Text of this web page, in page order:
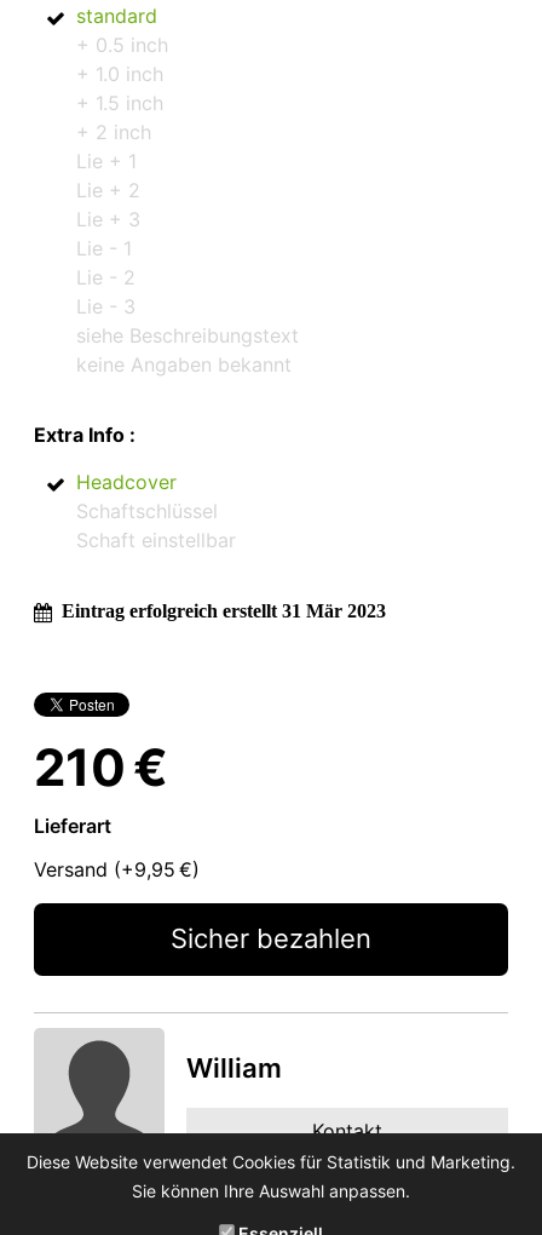
standard
+ 0.5 inch
+ 1.0 inch
+ 1.5 inch
+ 2 inch
Lie + 1
Lie + 2
Lie + 3
Lie - 1
Lie - 2
Lie - 3
siehe Beschreibungstext
keine Angaben bekannt
Extra Info :
Headcover
Schaftschlüssel
Schaft einstellbar
Eintrag erfolgreich erstellt 31 Mär 2023
210 €
Lieferart
Versand (+9,95 €)
Sicher bezahlen
William
Kontakt
Diese Website verwendet Cookies für Statistik und Marketing.
Sie können Ihre Auswahl anpassen.